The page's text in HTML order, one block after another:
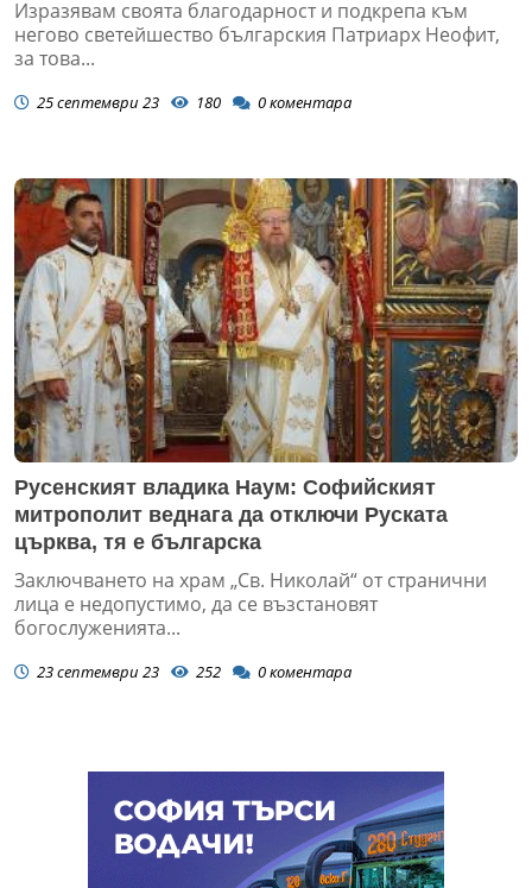
Изразявам своята благодарност и подкрепа към
негово светейшество българския Патриарх Неофит,
за това...
25 септември 23 180 0коментара
Русенският владика Наум: Софийският
митрополит веднага да отключи Руската
църква, тя е българска
Заключването на храм „Св. Николай“ от странични
лица е недопустимо, да се възстановят
богослуженията...
23 септември 23 252 0коментара